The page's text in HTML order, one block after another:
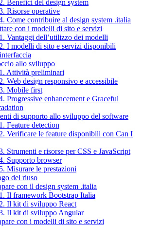
Benefici del design system
Risorse operative
Come contribuire al design system .italia
con i modelli di sito e servizi
Vantaggi dell’utilizzo dei modelli
I modelli di sito e servizi disponibili
allo sviluppo
Attività preliminari
Web design responsivo e accessibile
Mobile first
Progressive enhancement e Graceful
di supporto allo sviluppo del software
Feature detection
Verificare le feature disponibili con Can I
Strumenti e risorse per CSS e JavaScript
Supporto browser
Misurare le prestazioni
del riuso
con il design system .italia
Il framework Bootstrap Italia
Il kit di sviluppo React
Il kit di sviluppo Angular
con i modelli di sito e servizi